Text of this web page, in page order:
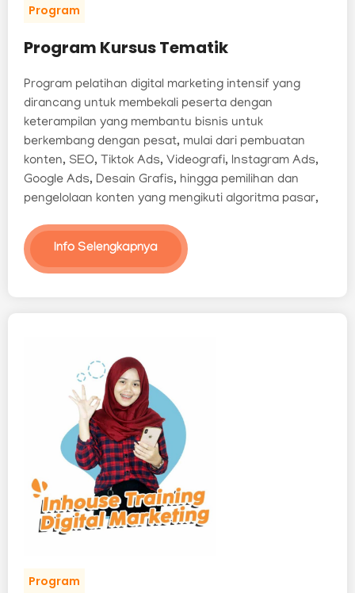
Program
Program Kursus Tematik
Program pelatihan digital marketing intensif yang
dirancang untuk membekali peserta dengan
keterampilan yang membantu bisnis untuk
berkembang dengan pesat, mulai dari pembuatan
konten, SEO, Tiktok Ads, Videografi, Instagram Ads,
Google Ads, Desain Grafis, hingga pemilihan dan
pengelolaan konten yang mengikuti algoritma pasar,
Info Selengkapnya
Program